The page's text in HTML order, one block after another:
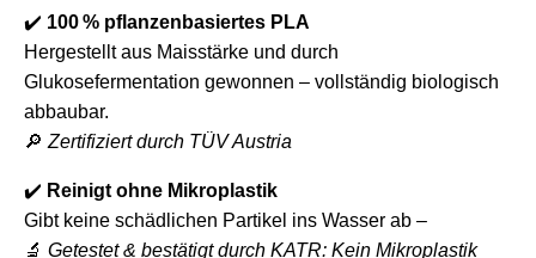
✔️ 100 % pflanzenbasiertes PLA
Hergestellt aus Maisstärke und durch
Glukosefermentation gewonnen – vollständig biologisch
abbaubar.
🔎 Zertifiziert durch TÜV Austria
✔️ Reinigt ohne Mikroplastik
Gibt keine schädlichen Partikel ins Wasser ab –
🔬 Getestet & bestätigt durch KATR: Kein Mikroplastik